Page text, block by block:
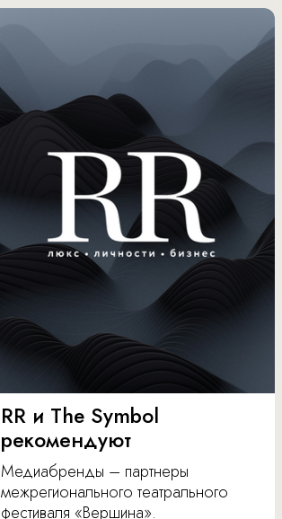
RR и The Symbol
рекомендуют
Медиабренды – партнеры
межрегионального театрального
фестиваля «Вершина».